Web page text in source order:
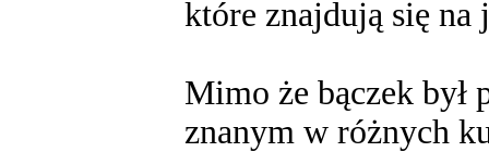
które znajdują się na
Mimo że bączek był
znanym w różnych